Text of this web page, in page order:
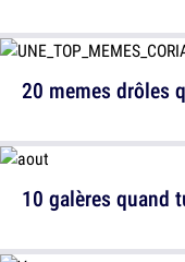
10 galères quand
20 memes drôles